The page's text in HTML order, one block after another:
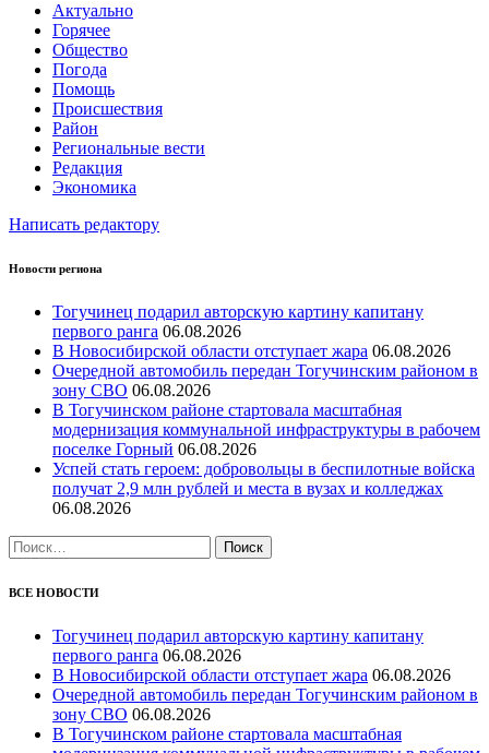
Актуально
Горячее
Общество
Погода
Помощь
Происшествия
Район
Региональные вести
Редакция
Экономика
Написать редактору
Новости региона
Тогучинец подарил авторскую картину капитану
первого ранга 06.08.2026
В Новосибирской области отступает жара 06.08.2026
Очередной автомобиль передан Тогучинским районом в
зону СВО 06.08.2026
В Тогучинском районе стартовала масштабная
модернизация коммунальной инфраструктуры в рабочем
поселке Горный 06.08.2026
Успей стать героем: добровольцы в беспилотные войска
получат 2,9 млн рублей и места в вузах и колледжах
06.08.2026
Найти:
ВСЕ НОВОСТИ
Тогучинец подарил авторскую картину капитану
первого ранга 06.08.2026
В Новосибирской области отступает жара 06.08.2026
Очередной автомобиль передан Тогучинским районом в
зону СВО 06.08.2026
В Тогучинском районе стартовала масштабная